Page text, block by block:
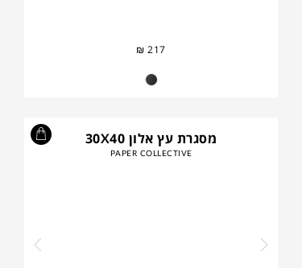
₪ 217
מסגרת עץ אלון 30X40
PAPER COLLECTIVE